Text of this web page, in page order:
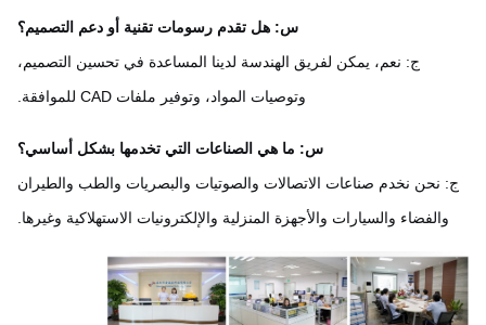
س: هل تقدم رسومات تقنية أو دعم التصميم؟
ج: نعم، يمكن لفريق الهندسة لدينا المساعدة في تحسين التصميم،
وتوصيات المواد، وتوفير ملفات CAD للموافقة.
س: ما هي الصناعات التي تخدمها بشكل أساسي؟
نحن نخدم صناعات الاتصالات والصوتيات والبصريات والطب والطيران
والفضاء والسيارات والأجهزة المنزلية والإلكترونيات الاستهلاكية وغيرها.